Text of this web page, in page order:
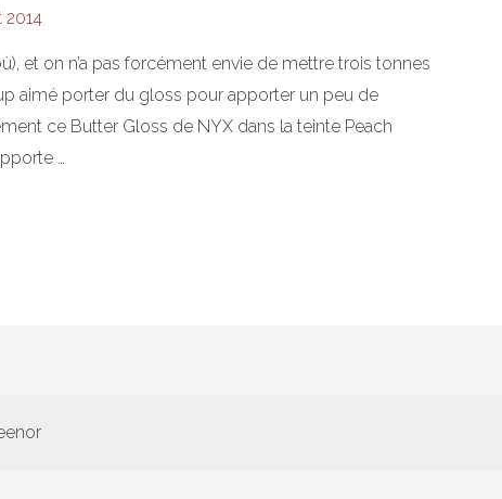
2014
et on n’a pas forcément envie de mettre trois tonnes
aimé porter du gloss pour apporter un peu de
ce Butter Gloss de NYX dans la teinte Peach
…